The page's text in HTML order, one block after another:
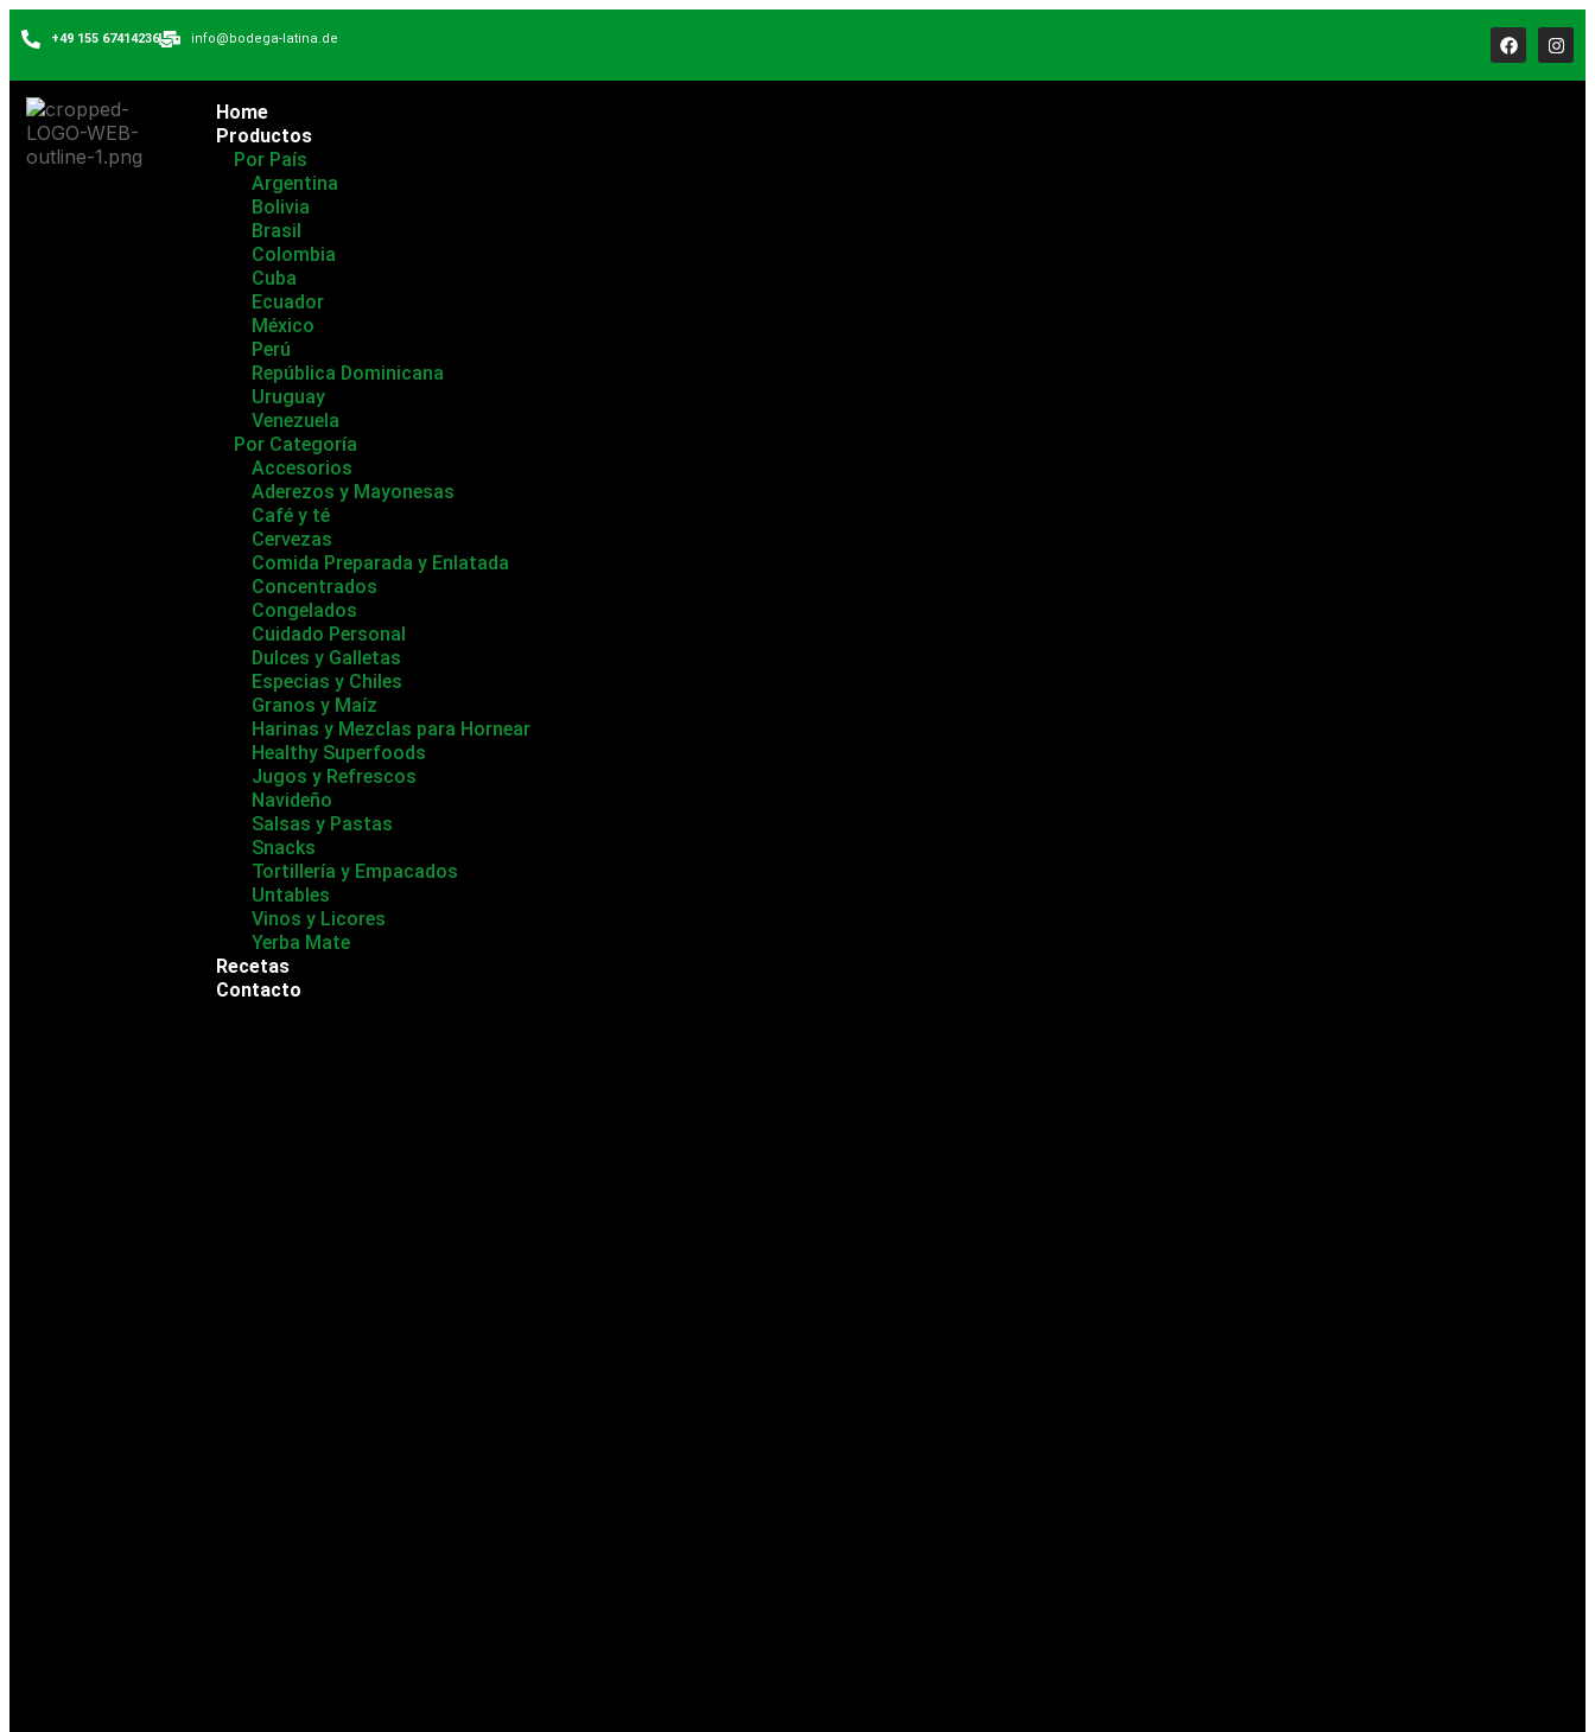
+49 155 67414236 info@bodega-latina.de
Home
Productos
Por País
Argentina
Bolivia
Brasil
Colombia
Cuba
Ecuador
México
Perú
República Dominicana
Uruguay
Venezuela
Por Categoría
Accesorios
Aderezos y Mayonesas
Café y té
Cervezas
Comida Preparada y Enlatada
Concentrados
Congelados
Cuidado Personal
Dulces y Galletas
Especias y Chiles
Granos y Maíz
Harinas y Mezclas para Hornear
Healthy Superfoods
Jugos y Refrescos
Navideño
Salsas y Pastas
Snacks
Tortillería y Empacados
Untables
Vinos y Licores
Yerba Mate
Recetas
Contacto